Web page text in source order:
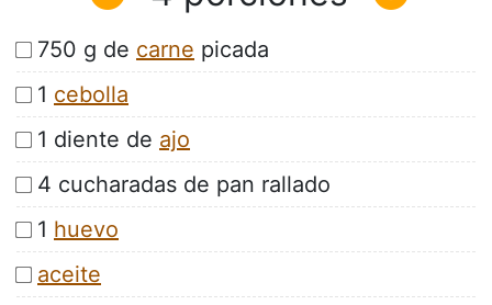
750 g de carne picada
1 cebolla
1 diente de ajo
4 cucharadas de pan rallado
1 huevo
aceite